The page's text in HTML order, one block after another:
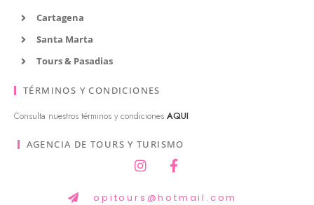
Cartagena
Santa Marta
Tours & Pasadias
TÉRMINOS Y CONDICIONES
Consulta nuestros términos y condiciones AQUI
AGENCIA DE TOURS Y TURISMO
opitours@hotmail.com